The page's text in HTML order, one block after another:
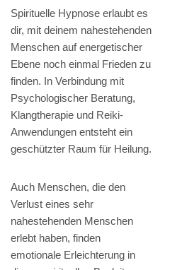
Spirituelle Hypnose erlaubt es
dir, mit deinem nahestehenden
Menschen auf energetischer
Ebene noch einmal Frieden zu
finden. In Verbindung mit
Psychologischer Beratung,
Klangtherapie und Reiki-
Anwendungen entsteht ein
geschützter Raum für Heilung.
Auch Menschen, die den
Verlust eines sehr
nahestehenden Menschen
erlebt haben, finden
emotionale Erleichterung in